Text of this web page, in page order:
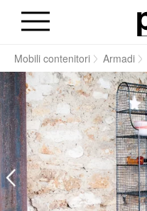
Mobili contenitori Armadi